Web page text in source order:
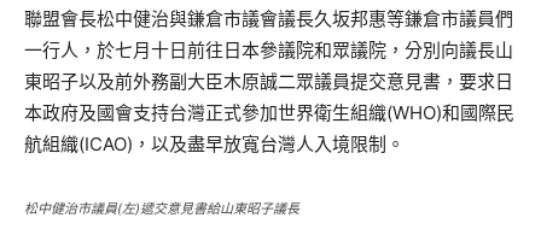
聯盟會長松中健治與鎌倉市議會議長久坂邦惠等鎌倉市議員們
一行人，於七月十日前往日本參議院和眾議院，分別向議長山
東昭子以及前外務副大臣木原誠二眾議員提交意見書，要求日
本政府及國會支持台灣正式參加世界衛生組織(WHO)和國際民
航組織(ICAO)，以及盡早放寬台灣人入境限制。
松中健治市議員(左)遞交意見書給山東昭子議長